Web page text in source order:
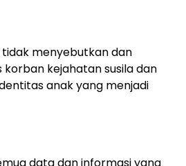
menyebutkan dan
kejahatan susila dan
anak yang menjadi